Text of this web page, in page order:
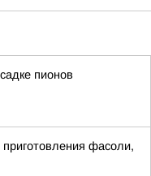
пионов
фасоли,